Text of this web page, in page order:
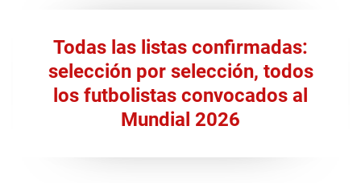
Todas las listas confirmadas:
selección por selección, todos
los futbolistas convocados al
Mundial 2026